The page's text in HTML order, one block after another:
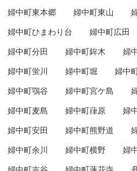
婦中町東本郷
婦中町東山
婦中町ひまわり台
婦中町広田
婦中町分田
婦中町鉾木
婦
婦中町蛍川
婦中町堀
婦中
婦中町鶚谷
婦中町宮ケ島
婦中町麦島
婦中町葎原
婦
婦中町安田
婦中町熊野道
婦中町余川
婦中町横野
婦